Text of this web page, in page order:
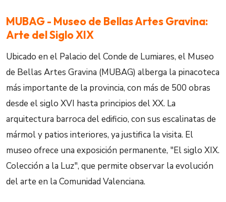
MUBAG - Museo de Bellas Artes Gravina:
Arte del Siglo XIX
Ubicado en el Palacio del Conde de Lumiares, el Museo
de Bellas Artes Gravina (MUBAG) alberga la pinacoteca
más importante de la provincia, con más de 500 obras
desde el siglo XVI hasta principios del XX. La
arquitectura barroca del edificio, con sus escalinatas de
mármol y patios interiores, ya justifica la visita. El
museo ofrece una exposición permanente, "El siglo XIX.
Colección a la Luz", que permite observar la evolución
del arte en la Comunidad Valenciana.